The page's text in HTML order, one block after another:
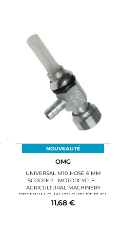
NOUVEAUTÉ
OMG
UNIVERSAL M10 HOSE 6 MM
SCOOTER - MOTORCYCLE -
AGRICULTURAL MACHINERY
PREMIUM QUALITY OUTLET FUEL
TAP
11,68 €